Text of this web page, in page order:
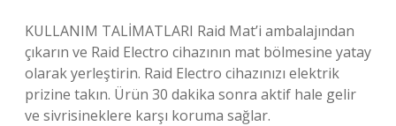
KULLANIM TALİMATLARI Raid Mat’i ambalajından
çıkarın ve Raid Electro cihazının mat bölmesine yatay
olarak yerleştirin. Raid Electro cihazınızı elektrik
prizine takın. Ürün 30 dakika sonra aktif hale gelir
ve sivrisineklere karşı koruma sağlar.